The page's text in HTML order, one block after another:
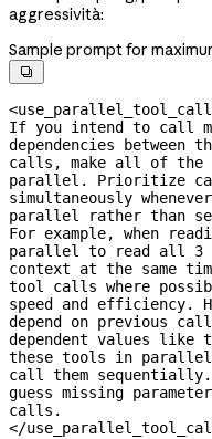
aggressività:
Sample prompt for

If you intend to call
dependencies between
calls, make all of the
parallel. Prioritize
simultaneously
parallel rather than
For example, when
parallel to read all
context at the same
tool calls where
speed and efficiency.
depend on previous
dependent values like
these tools in parallel
call them
guess missing
calls.
</